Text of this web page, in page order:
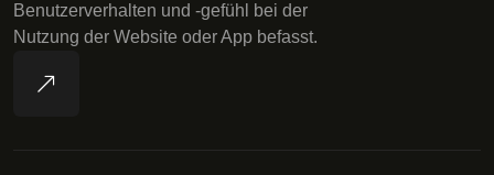
Benutzerverhalten und -gefühl bei der
Nutzung der Website oder App befasst.